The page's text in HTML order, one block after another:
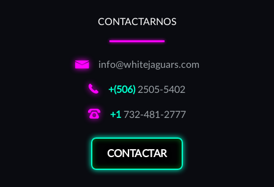
CONTACTARNOS
info@whitejaguars.com
+(506)2505-5402
+1 732-481-2777
CONTACTAR